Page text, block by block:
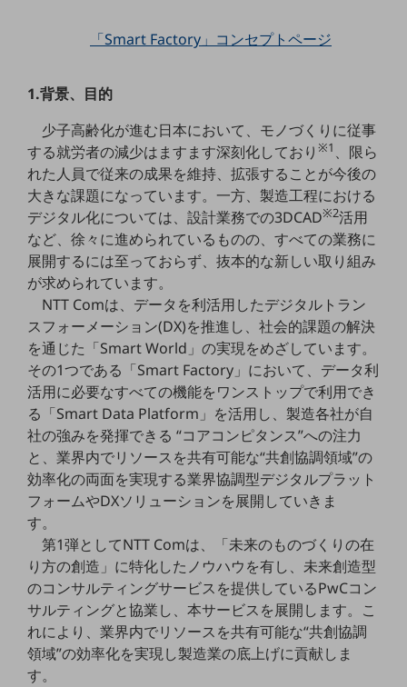
運用管理
業務支援・マーケティング
災害対策・BCP
課題・ニーズで探す
課題・ニーズで探すTOP
コミュニケーション・情報共有
マーケティング
業務効率化
災害対策
職場環境整備
地域共創・地方創生
セキュリティ対策
遠隔監視
顧客体験（CX）改善
自動化・省電化
人材不足解消
業種・業態で探す
業種・業態で探すTOP
自治体
一次産業
「Smart Factory」コンセプトページ
1.背景、目的
少子高齢化が進む日本において、モノづくりに従事
する就労者の減少はますます深刻化しており※1 、限ら
れた人員で従来の成果を維持、拡張することが今後の
大きな課題になっています。一方、製造工程における
デジタル化については、設計業務での3DCAD※2活用
など、徐々に進められているものの、すべての業務に
展開するには至っておらず、抜本的な新しい取り組み
が求められています。
NTT Comは、データを利活用したデジタルトラン
スフォーメーション(DX)を推進し、社会的課題の解決
を通じた「Smart World」の実現をめざしています。
その1つである「Smart Factory」において、データ利
活用に必要なすべての機能をワンストップで利用でき
る「Smart Data Platform」を活用し、製造各社が自
社の強みを発揮できる “コアコンピタンス”への注力
と、業界内でリソースを共有可能な“共創協調領域”の
効率化の両面を実現する業界協調型デジタルプラット
フォームやDXソリューションを展開していきま
す。
第1弾としてNTT Comは、「未来のものづくりの在
り方の創造」に特化したノウハウを有し、未来創造型
のコンサルティングサービスを提供しているPwCコン
サルティングと協業し、本サービスを展開します。こ
れにより、業界内でリソースを共有可能な“共創協調
領域”の効率化を実現し製造業の底上げに貢献しま
す。